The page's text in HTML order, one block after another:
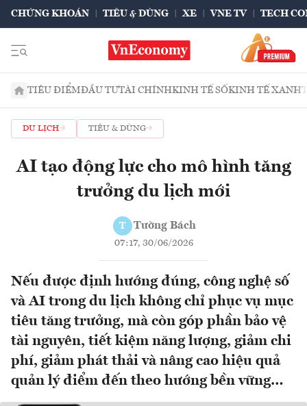
CHỨNG KHOÁN TIÊU & DÙNG XE VNE TV TECH
TIÊU ĐIỂMĐẦU TƯTÀI CHÍNHKINH TẾ SỐKINH TẾ XANH
DU LỊCH TIÊU & DÙNG
AI tạo động lực cho mô hình tăng
trưởng du lịch mới
T Tường Bách
07:17, 30/06/2026
Nếu được định hướng đúng, công nghệ số
và AI trong du lịch không chỉ phục vụ mục
tiêu tăng trưởng, mà còn góp phần bảo vệ
tài nguyên, tiết kiệm năng lượng, giảm chi
phí, giảm phát thải và nâng cao hiệu quả
quản lý điểm đến theo hướng bền vững…